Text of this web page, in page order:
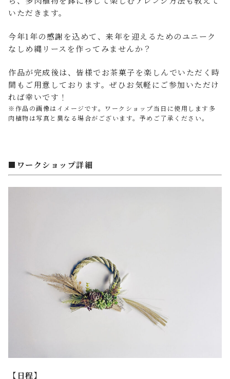
いただきます。
今年1年の感謝を込めて、来年を迎えるためのユニーク
なしめ縄リースを作ってみませんか？
作品が完成後は、皆様でお茶菓子を楽しんでいただく時
間もご用意しております。ぜひお気軽にご参加いただけ
れば幸いです！
※作品の画像はイメージです。ワークショップ当日に使用します多
肉植物は写真と異なる場合がございます。予めご了承ください。
■ワークショップ詳細
【日程】